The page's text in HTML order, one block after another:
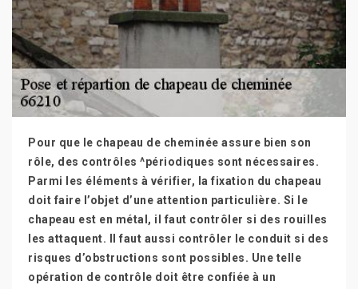
Pour que le chapeau de cheminée assure bien son
rôle, des contrôles ^périodiques sont nécessaires.
Parmi les éléments à vérifier, la fixation du chapeau
doit faire l’objet d’une attention particulière. Si le
chapeau est en métal, il faut contrôler si des rouilles
les attaquent. Il faut aussi contrôler le conduit si des
risques d’obstructions sont possibles. Une telle
opération de contrôle doit être confiée à un